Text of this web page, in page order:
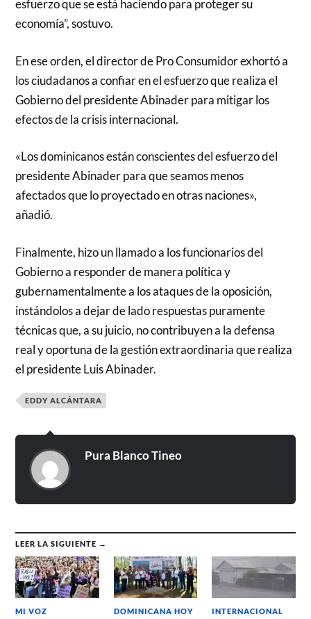
esfuerzo que se está haciendo para proteger su
economía”, sostuvo.
En ese orden, el director de Pro Consumidor exhortó a
los ciudadanos a confiar en el esfuerzo que realiza el
Gobierno del presidente Abinader para mitigar los
efectos de la crisis internacional.
«Los dominicanos están conscientes del esfuerzo del
presidente Abinader para que seamos menos
afectados que lo proyectado en otras naciones»,
añadió.
Finalmente, hizo un llamado a los funcionarios del
Gobierno a responder de manera política y
gubernamentalmente a los ataques de la oposición,
instándolos a dejar de lado respuestas puramente
técnicas que, a su juicio, no contribuyen a la defensa
real y oportuna de la gestión extraordinaria que realiza
el presidente Luis Abinader.
EDDY ALCÁNTARA
Pura Blanco Tineo
LEER LA SIGUIENTE →
MI VOZ DOMINICANA HOY INTERNACIONAL